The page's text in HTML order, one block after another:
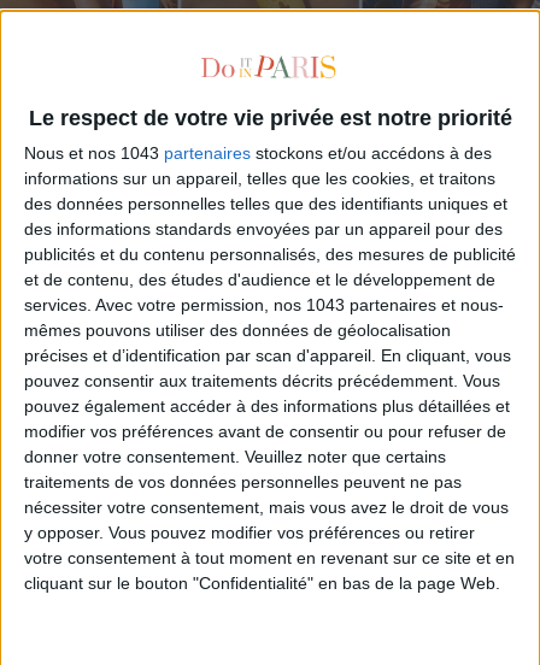
Le respect de votre vie privée est notre priorité
Nous et nos 1043 partenaires stockons et/ou accédons à des
informations sur un appareil, telles que les cookies, et traitons
des données personnelles telles que des identifiants uniques et
des informations standards envoyées par un appareil pour des
publicités et du contenu personnalisés, des mesures de publicité
et de contenu, des études d'audience et le développement de
services. Avec votre permission, nos 1043 partenaires et nous-
mêmes pouvons utiliser des données de géolocalisation
précises et d’identification par scan d'appareil. En cliquant, vous
pouvez consentir aux traitements décrits précédemment. Vous
pouvez également accéder à des informations plus détaillées et
modifier vos préférences avant de consentir ou pour refuser de
donner votre consentement. Veuillez noter que certains
traitements de vos données personnelles peuvent ne pas
nécessiter votre consentement, mais vous avez le droit de vous
y opposer. Vous pouvez modifier vos préférences ou retirer
votre consentement à tout moment en revenant sur ce site et en
cliquant sur le bouton "Confidentialité" en bas de la page Web.
LES SPF 50 QUI DONNENT ENVIE DE SE TARTINER
LES MEILLEURS HÔTELS POUR UN WEEK-END SPA ET GASTRONOMIE